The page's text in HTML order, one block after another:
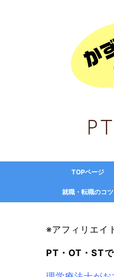
TOPページ
就職・転職のコツ
※アフィリエイ
PT・OT・STで